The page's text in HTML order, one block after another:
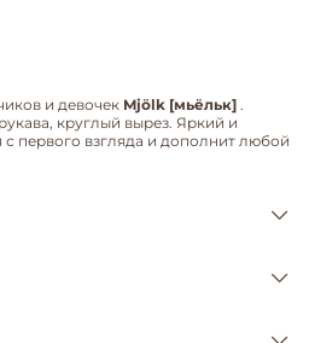
и девочек Mjölk [мьёльк] .
круглый вырез. Яркий и
первого взгляда и дополнит любой